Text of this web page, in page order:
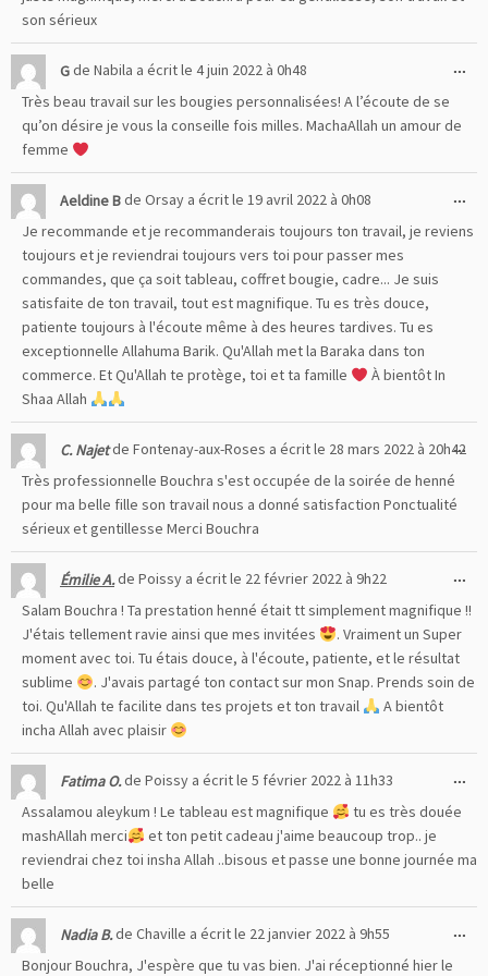
son sérieux
Gde Nabila a écrit le 4 juin 2022 à 0h48
Très beau travail sur les bougies personnalisées! A l’écoute de se
qu’on désire je vous la conseille fois milles. MachaAllah un amour de
femme
...
Aeldine Bde Orsay a écrit le 19 avril 2022 à 0h08
Je recommande et je recommanderais toujours ton travail, je reviens
toujours et je reviendrai toujours vers toi pour passer mes
commandes, que ça soit tableau, coffret bougie, cadre... Je suis
satisfaite de ton travail, tout est magnifique. Tu es très douce,
patiente toujours à l'écoute même à des heures tardives. Tu es
exceptionnelle Allahuma Barik. Qu'Allah met la Baraka dans ton
commerce. Et Qu'Allah te protège, toi et ta famille
À bientôt In
Shaa Allah
...
C. Najetde Fontenay-aux-Roses a écrit le 28 mars 2022 à 20h42
Très professionnelle Bouchra s'est occupée de la soirée de henné
pour ma belle fille son travail nous a donné satisfaction Ponctualité
sérieux et gentillesse Merci Bouchra
...
Émilie A.de Poissy a écrit le 22 février 2022 à 9h22
Salam Bouchra ! Ta prestation henné était tt simplement magnifique !!
J'étais tellement ravie ainsi que mes invitées
. Vraiment un Super
moment avec toi. Tu étais douce, à l'écoute, patiente, et le résultat
sublime
. J'avais partagé ton contact sur mon Snap. Prends soin de
toi. Qu'Allah te facilite dans tes projets et ton travail
A bientôt
incha Allah avec plaisir
...
Fatima O.de Poissy a écrit le 5 février 2022 à 11h33
Assalamou aleykum ! Le tableau est magnifique
tu es très douée
mashAllah merci
et ton petit cadeau j'aime beaucoup trop.. je
reviendrai chez toi insha Allah ..bisous et passe une bonne journée ma
belle
...
Nadia B.de Chaville a écrit le 22 janvier 2022 à 9h55
Bonjour Bouchra, J'espère que tu vas bien. J'ai réceptionné hier le
...